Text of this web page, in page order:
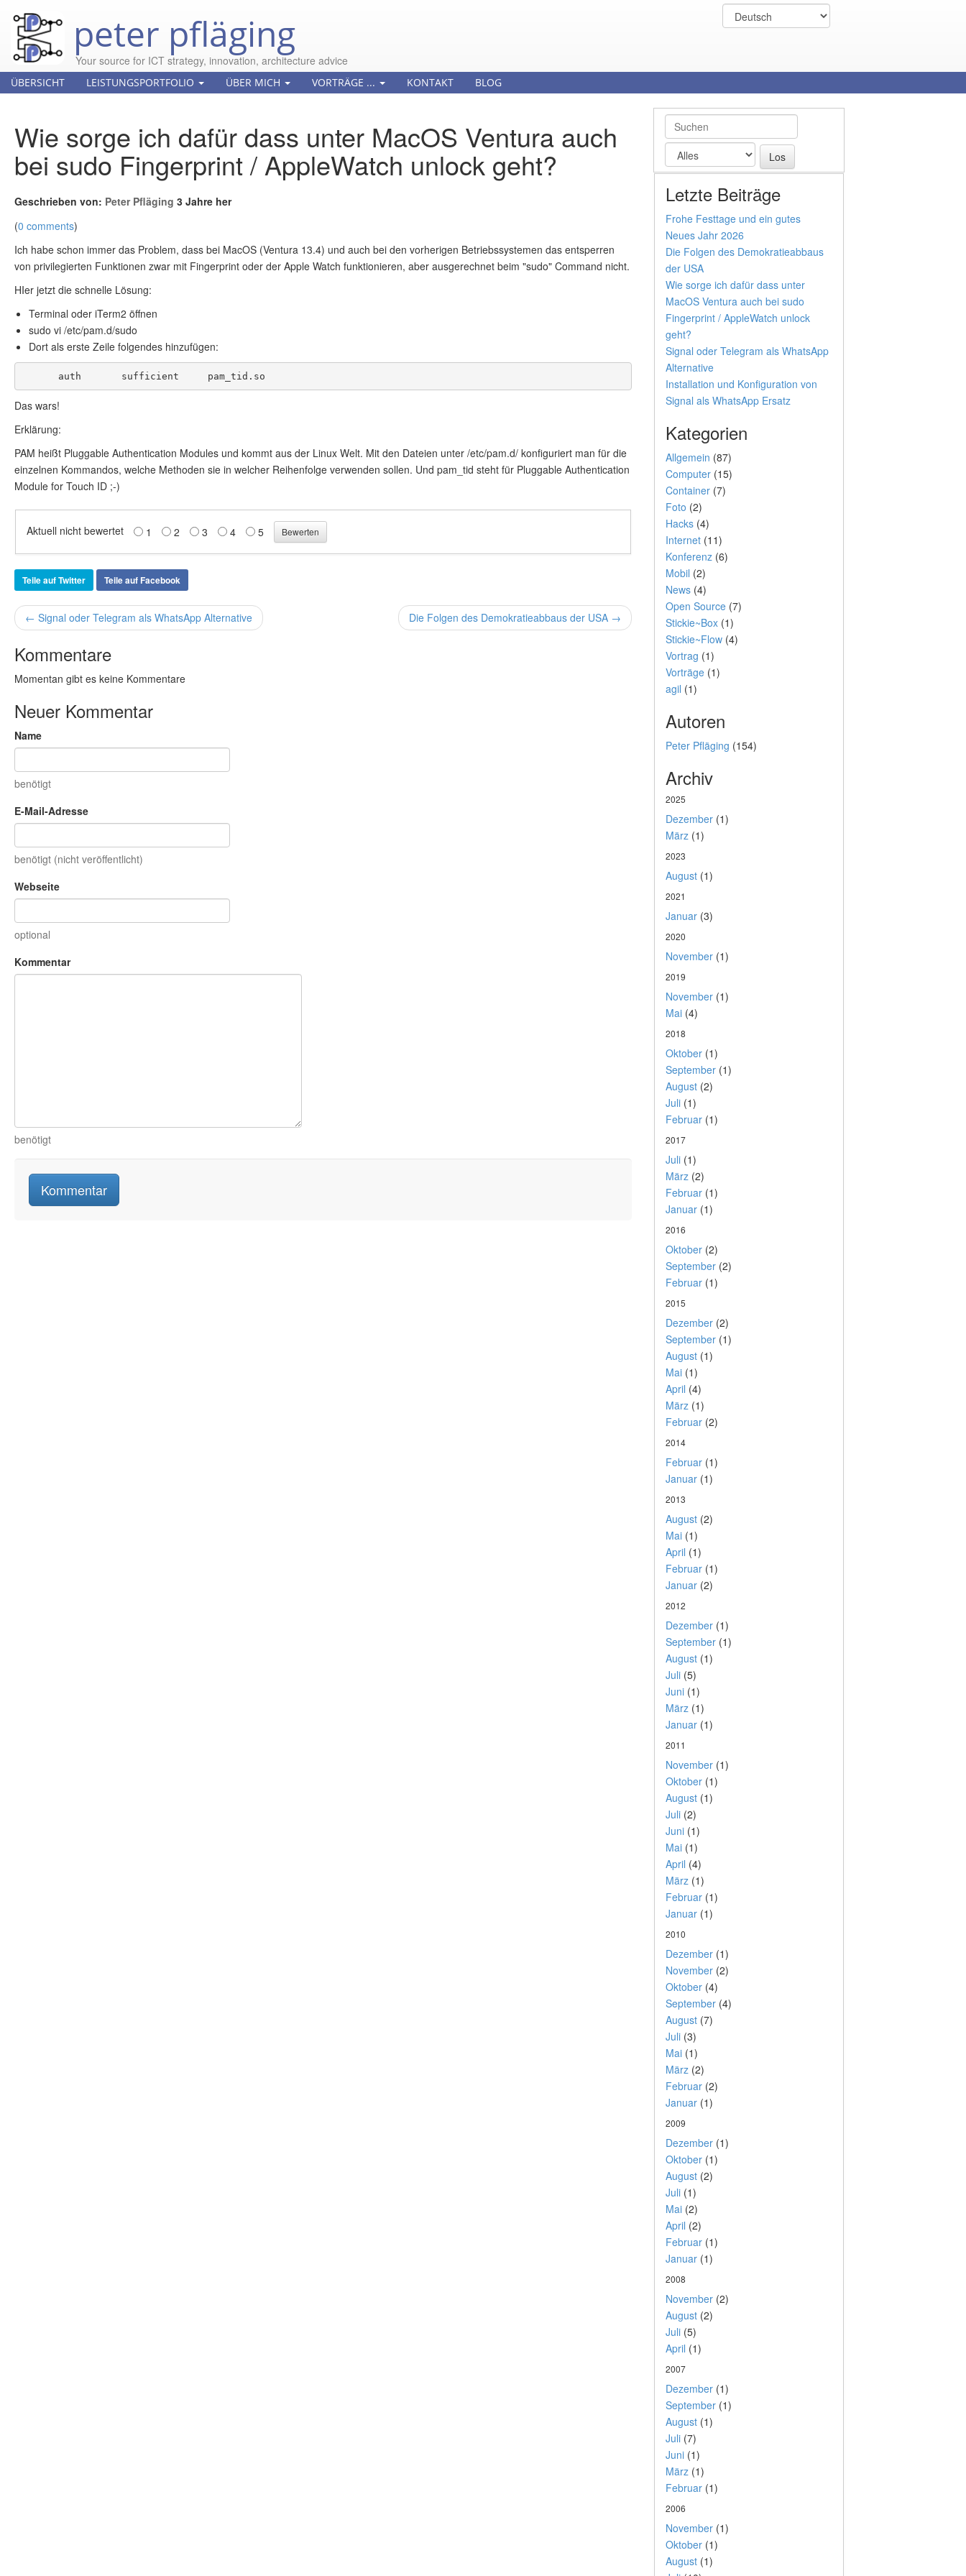
peter pfläging
Your source for ICT strategy, innovation, architecture advice
ÜBERSICHT LEISTUNGSPORTFOLIO ÜBER MICH VORTRÄGE ... KONTAKT BLOG
Wie sorge ich dafür dass unter MacOS Ventura auch
bei sudo Fingerprint / AppleWatch unlock geht?
Geschrieben von: Peter Pfläging 3 Jahre her
(0 comments)
Ich habe schon immer das Problem, dass bei MacOS (Ventura 13.4) und auch bei den vorherigen Betriebssystemen das entsperren
von privilegierten Funktionen zwar mit Fingerprint oder der Apple Watch funktionieren, aber ausgerechnet beim "sudo" Command nicht.
HIer jetzt die schnelle Lösung:
Terminal oder iTerm2 öffnen
sudo vi /etc/pam.d/sudo
Dort als erste Zeile folgendes hinzufügen:
auth       sufficient     pam_tid.so
Das wars!
Erklärung:
PAM heißt Pluggable Authentication Modules und kommt aus der Linux Welt. Mit den Dateien unter /etc/pam.d/ konfiguriert man für die
einzelnen Kommandos, welche Methoden sie in welcher Reihenfolge verwenden sollen. Und pam_tid steht für Pluggable Authentication
Module for Touch ID ;-)
Aktuell nicht bewertet 1 2 3 4 5
Teile auf Twitter Teile auf Facebook
← Signal oder Telegram als WhatsApp Alternative Die Folgen des Demokratieabbaus der USA →
Kommentare
Momentan gibt es keine Kommentare
Neuer Kommentar
Name
benötigt
E-Mail-Adresse
benötigt (nicht veröffentlicht)
Webseite
optional
Kommentar
benötigt
Letzte Beiträge
Frohe Festtage und ein gutes
Neues Jahr 2026
Die Folgen des Demokratieabbaus
der USA
Wie sorge ich dafür dass unter
MacOS Ventura auch bei sudo
Fingerprint / AppleWatch unlock
geht?
Signal oder Telegram als WhatsApp
Alternative
Installation und Konfiguration von
Signal als WhatsApp Ersatz
Kategorien
Allgemein (87)
Computer(15)
Container(7)
Foto (2)
Hacks(4)
Internet(11)
Konferenz(6)
Mobil (2)
News(4)
Open Source(7)
Stickie~Box(1)
Stickie~Flow(4)
Vortrag (1)
Vorträge(1)
agil (1)
Autoren
Peter Pfläging (154)
Archiv
2025
Dezember(1)
März(1)
2023
August(1)
2021
Januar(3)
2020
November(1)
2019
November(1)
Mai(4)
2018
Oktober(1)
September(1)
August(2)
Juli(1)
Februar(1)
2017
Juli(1)
März(2)
Februar(1)
Januar(1)
2016
Oktober(2)
September(2)
Februar(1)
2015
Dezember(2)
September(1)
August(1)
Mai(1)
April (4)
März(1)
Februar(2)
2014
Februar(1)
Januar(1)
2013
August(2)
Mai(1)
April (1)
Februar(1)
Januar(2)
2012
Dezember(1)
September(1)
August(1)
Juli(5)
Juni(1)
März(1)
Januar(1)
2011
November(1)
Oktober(1)
August(1)
Juli(2)
Juni(1)
Mai(1)
April (4)
März(1)
Februar(1)
Januar(1)
2010
Dezember(1)
November(2)
Oktober(4)
September(4)
August(7)
Juli(3)
Mai(1)
März(2)
Februar(2)
Januar(1)
2009
Dezember(1)
Oktober(1)
August(2)
Juli(1)
Mai(2)
April (2)
Februar(1)
Januar(1)
2008
November(2)
August(2)
Juli(5)
April (1)
2007
Dezember(1)
September(1)
August(1)
Juli(7)
Juni(1)
März(1)
Februar(1)
2006
November(1)
Oktober(1)
August(1)